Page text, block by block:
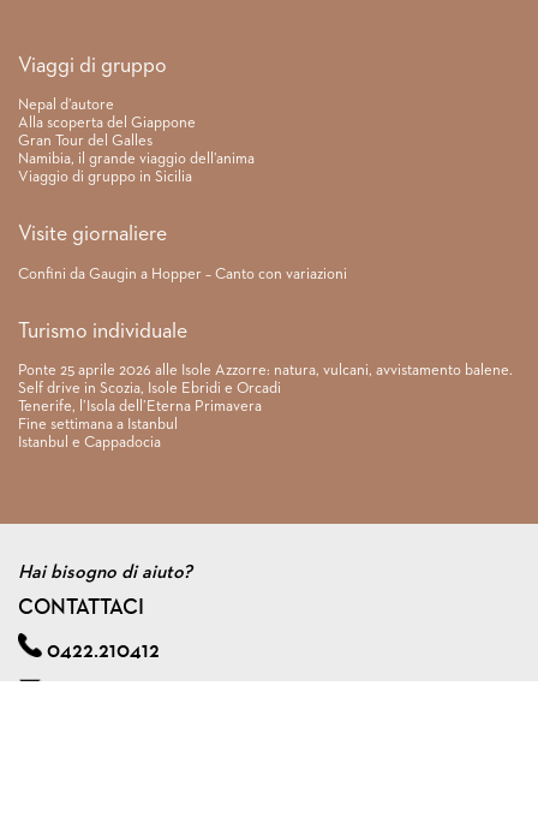
Link rapidi
Viaggi di gruppo
Nepal d’autore
Alla scoperta del Giappone
Gran Tour del Galles
Namibia, il grande viaggio dell’anima
Viaggio di gruppo in Sicilia
Visite giornaliere
Confini da Gaugin a Hopper – Canto con variazioni
Turismo individuale
Ponte 25 aprile 2026 alle Isole Azzorre: natura, vulcani, avvistamento balene.
Self drive in Scozia, Isole Ebridi e Orcadi
Tenerife, l’Isola dell’Eterna Primavera
Fine settimana a Istanbul
Istanbul e Cappadocia
Hai bisogno di aiuto?
CONTATTACI
0422.210412